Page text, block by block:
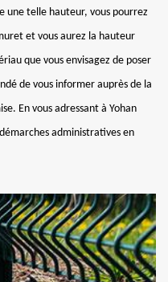
une telle hauteur, vous pourrez
et vous aurez la hauteur
que vous envisagez de poser
de vous informer auprès de la
En vous adressant à Yohan
administratives en